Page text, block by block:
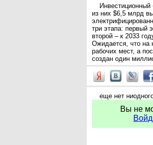
из них $6,5 млрд
три этапа: первый
второй – к 2033
Ожидается, что на
рабочих мест, а
создан один
еще нет
Вы не